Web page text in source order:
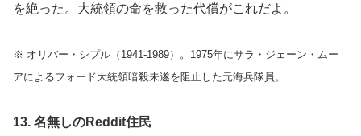
を絶った。大統領の命を救った代償がこれだよ。
※ オリバー・シプル（1941-1989）。1975年にサラ・ジェーン・ムー
アによるフォード大統領暗殺未遂を阻止した元海兵隊員。
13. 名無しのReddit住民